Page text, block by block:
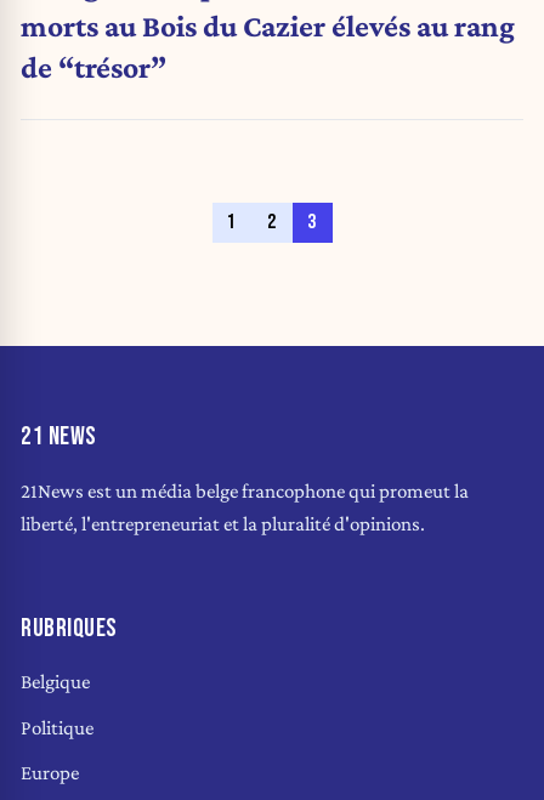
morts au Bois du Cazier élevés au rang
de “trésor”
1 2 3
21 NEWS
21News est un média belge francophone qui promeut la
liberté, l'entrepreneuriat et la pluralité d'opinions.
RUBRIQUES
Belgique
Politique
Europe